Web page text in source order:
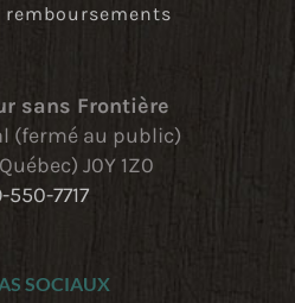
remboursements
sans Frontière
(fermé au public)
J0Y 1Z0
550-7717
SOCIAUX